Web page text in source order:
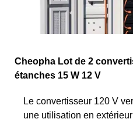
Cheopha Lot de 2
étanches 15 W 12 V
Le convertisseur 120 V
une utilisation en